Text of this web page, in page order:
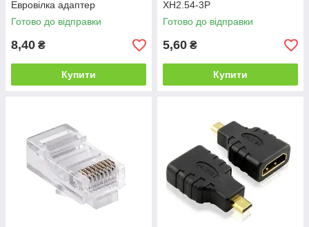
Евровілка адаптер
Готово до відправки
8,40 ₴
Купити
XH2.54-3P
Готово до відправки
5,60 ₴
Купити